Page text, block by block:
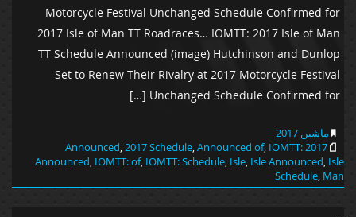
Motorcycle Festival Unchanged Schedule Confirmed for
2017 Isle of Man TT Roadraces… IOMTT: 2017 Isle of Man
TT Schedule Announced (image) Hutchinson and Dunlop
Set to Renew Their Rivalry at 2017 Motorcycle Festival
Unchanged Schedule Confirmed for […]
ماشین 2017
2017 Announced
,2017 Schedule,Announced of,IOMTT:
Announced,IOMTT: of,IOMTT: Schedule,Isle,Isle Announced,Isle
Schedule,Man